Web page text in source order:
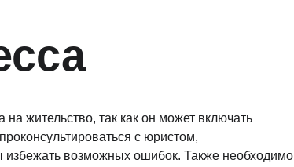
жительство, так как он может включать
с юристом,
возможных ошибок. Также необходимо